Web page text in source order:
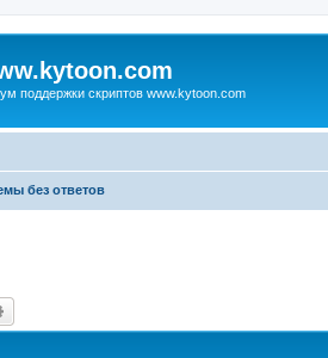
поддержки скриптов www.kytoon.com
без ответов